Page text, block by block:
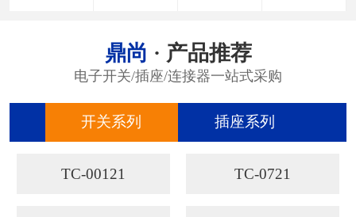
鼎尚 · 产品推荐
电子开关/插座/连接器一站式采购
开关系列 插座系列
TC-00121 TC-0721